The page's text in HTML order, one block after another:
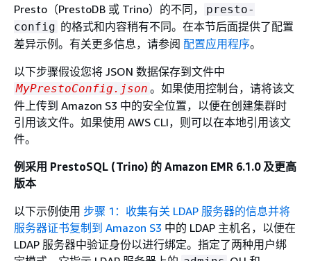
Presto（PrestoDB 或 Trino）的不同，
presto-
config 的格式和内容稍有不同。在本节后面提供了配置
差异示例。有关更多信息，请参阅 配置应用程序。
以下步骤假设您将 JSON 数据保存到文件中
MyPrestoConfig.json 。如果使用控制台，请将该文
件上传到 Amazon S3 中的安全位置，以便在创建集群时
引用该文件。如果使用 AWS CLI，则可以在本地引用该文
件。
例采用 PrestoSQL (Trino) 的 Amazon EMR 6.1.0 及更高
版本
以下示例使用 步骤 1：收集有关 LDAP 服务器的信息并将
服务器证书复制到 Amazon S3 中的 LDAP 主机名，以便在
LDAP 服务器中验证身份以进行绑定。指定了两种用户绑